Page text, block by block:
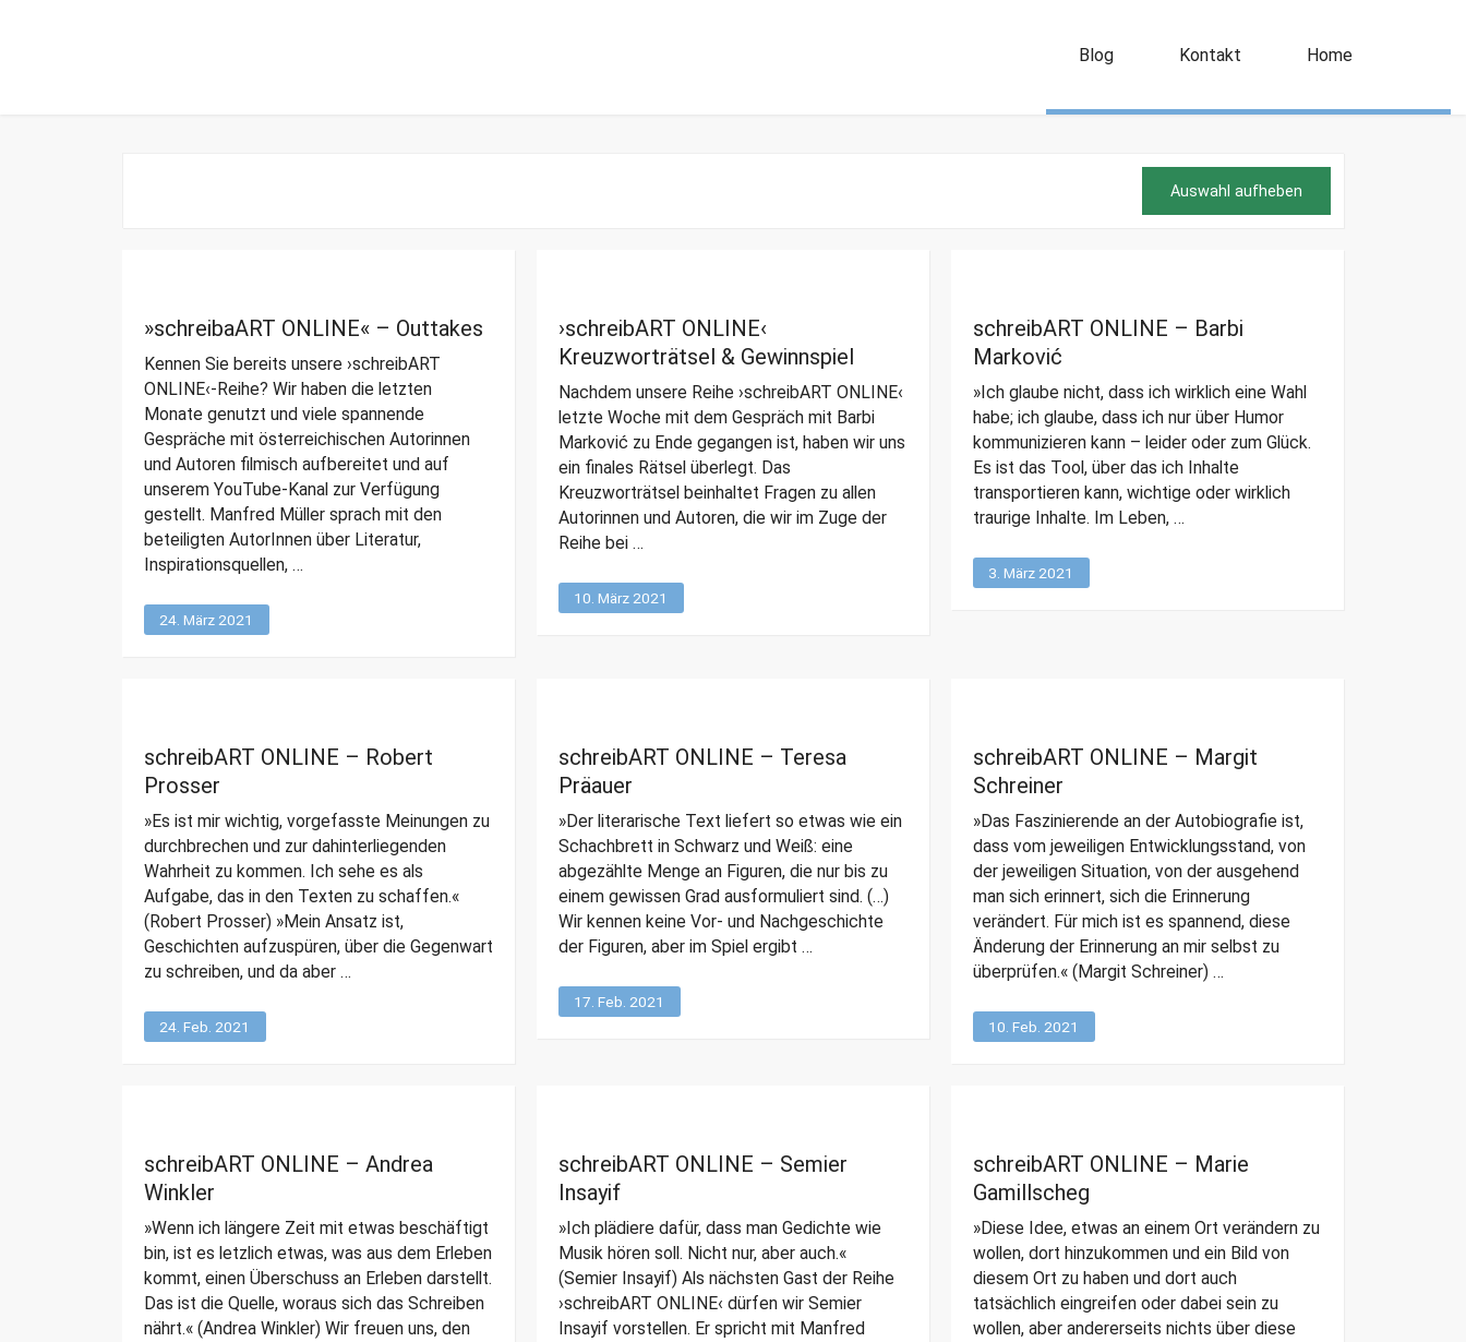
Blog Kontakt Home
n
s
e
Auswahl aufheben
»schreibaART ONLINE« – Outtakes
Kennen Sie bereits unsere ›schreibART
ONLINE‹-Reihe? Wir haben die letzten
Monate genutzt und viele spannende
Gespräche mit österreichischen Autorinnen
und Autoren filmisch aufbereitet und auf
unserem YouTube-Kanal zur Verfügung
gestellt. Manfred Müller sprach mit den
beteiligten AutorInnen über Literatur,
Inspirationsquellen, …
24. März 2021
›schreibART ONLINE‹
Kreuzworträtsel & Gewinnspiel
Nachdem unsere Reihe ›schreibART ONLINE‹
letzte Woche mit dem Gespräch mit Barbi
Marković zu Ende gegangen ist, haben wir uns
ein finales Rätsel überlegt. Das
Kreuzworträtsel beinhaltet Fragen zu allen
Autorinnen und Autoren, die wir im Zuge der
Reihe bei …
10. März 2021
schreibART ONLINE – Barbi
Marković
»Ich glaube nicht, dass ich wirklich eine Wahl
habe; ich glaube, dass ich nur über Humor
kommunizieren kann – leider oder zum Glück.
Es ist das Tool, über das ich Inhalte
transportieren kann, wichtige oder wirklich
traurige Inhalte. Im Leben, …
3. März 2021
schreibART ONLINE – Robert
Prosser
»Es ist mir wichtig, vorgefasste Meinungen zu
durchbrechen und zur dahinterliegenden
Wahrheit zu kommen. Ich sehe es als
Aufgabe, das in den Texten zu schaffen.«
(Robert Prosser) »Mein Ansatz ist,
Geschichten aufzuspüren, über die Gegenwart
zu schreiben, und da aber …
24. Feb. 2021
schreibART ONLINE – Teresa
Präauer
»Der literarische Text liefert so etwas wie ein
Schachbrett in Schwarz und Weiß: eine
abgezählte Menge an Figuren, die nur bis zu
einem gewissen Grad ausformuliert sind. (…)
Wir kennen keine Vor- und Nachgeschichte
der Figuren, aber im Spiel ergibt …
17. Feb. 2021
schreibART ONLINE – Margit
Schreiner
»Das Faszinierende an der Autobiografie ist,
dass vom jeweiligen Entwicklungsstand, von
der jeweiligen Situation, von der ausgehend
man sich erinnert, sich die Erinnerung
verändert. Für mich ist es spannend, diese
Änderung der Erinnerung an mir selbst zu
überprüfen.« (Margit Schreiner) …
10. Feb. 2021
schreibART ONLINE – Andrea
Winkler
»Wenn ich längere Zeit mit etwas beschäftigt
bin, ist es letzlich etwas, was aus dem Erleben
kommt, einen Überschuss an Erleben darstellt.
Das ist die Quelle, woraus sich das Schreiben
nährt.« (Andrea Winkler) Wir freuen uns, den
schreibART ONLINE – Semier
Insayif
»Ich plädiere dafür, dass man Gedichte wie
Musik hören soll. Nicht nur, aber auch.«
(Semier Insayif) Als nächsten Gast der Reihe
›schreibART ONLINE‹ dürfen wir Semier
Insayif vorstellen. Er spricht mit Manfred
schreibART ONLINE – Marie
Gamillscheg
»Diese Idee, etwas an einem Ort verändern zu
wollen, dort hinzukommen und ein Bild von
diesem Ort zu haben und dort auch
tatsächlich eingreifen oder dabei sein zu
wollen, aber andererseits nichts über diese